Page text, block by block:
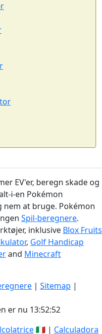
EV'er, beregn skade og
i-en Pokémon
at bruge. Pokémon
Spil-beregnere.
inklusive Blox Fruits
, Golf Handicap
and Minecraft
| Sitemap |
er nu 13:52:52
🇮🇹 | Calculadora